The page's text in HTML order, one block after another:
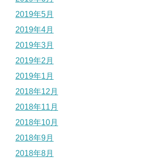
2019年5月
2019年4月
2019年3月
2019年2月
2019年1月
2018年12月
2018年11月
2018年10月
2018年9月
2018年8月